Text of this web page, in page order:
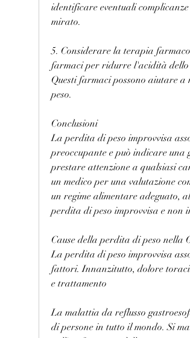
identificare eventuali
mirato.
5. Considerare la terapia
farmaci per ridurre l'acidità dello
Questi farmaci possono aiutare
peso.
Conclusioni
La perdita di peso improvvisa
preoccupante e può indicare
prestare attenzione a qualsiasi
un medico per una valutazione
un regime alimentare adeguato,
perdita di peso improvvisa e non
Cause della perdita di peso nella
La perdita di peso improvvisa
fattori. Innanzitutto, dolore
e trattamento
La malattia da reflusso
di persone in tutto il mondo. Si